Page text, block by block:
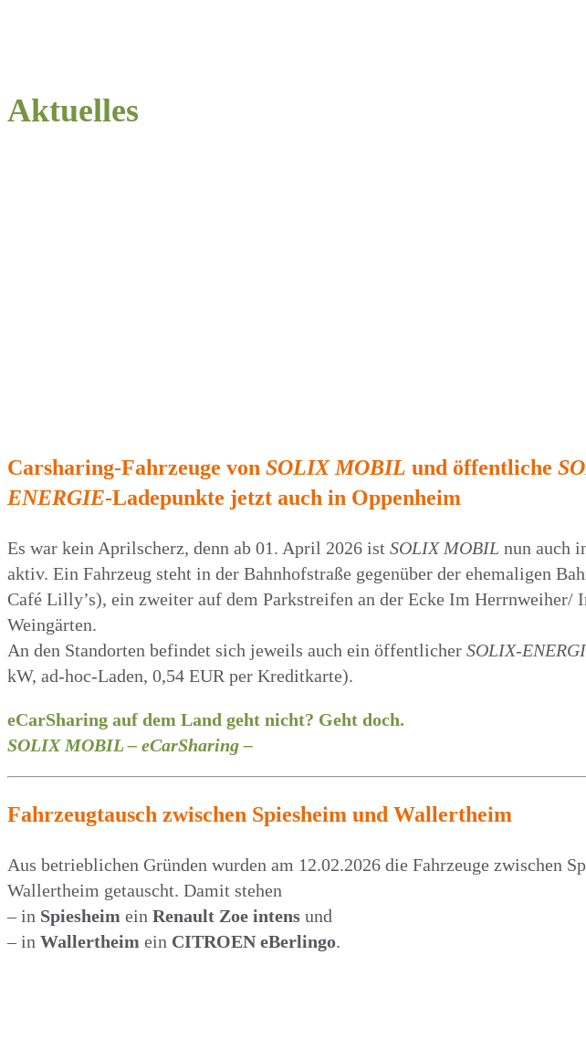
Aktuelles
Carsharing-Fahrzeuge von SOLIX MOBIL und öffentliche
ENERGIE-Ladepunkte jetzt auch in Oppenheim
Es war kein Aprilscherz, denn ab 01. April 2026 ist SOLIX MOBIL nun auch
aktiv. Ein Fahrzeug steht in der Bahnhofstraße gegenüber der ehemaligen
Café Lilly’s), ein zweiter auf dem Parkstreifen an der Ecke Im Herrnweiher/
Weingärten.
An den Standorten befindet sich jeweils auch ein öffentlicher SOLIX-
kW, ad-hoc-Laden, 0,54 EUR per Kreditkarte).
eCarSharing auf dem Land geht nicht? Geht doch.
SOLIX MOBIL – eCarSharing –
Fahrzeugtausch zwischen Spiesheim und Wallertheim
Aus betrieblichen Gründen wurden am 12.02.2026 die Fahrzeuge zwischen
Wallertheim getauscht. Damit stehen
– in Spiesheim ein Renault Zoe intens und
– in Wallertheim ein CITROEN eBerlingo.